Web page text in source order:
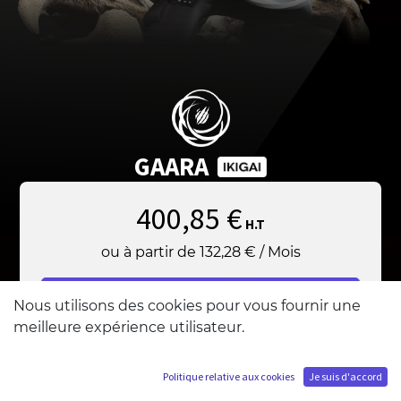
GAARA
400,85 € H.T
ou à partir de 132,28€ / Mois
Ajouter au panier
Nous utilisons des cookies pour vous fournir une
meilleure expérience utilisateur.
Politique relative aux cookies Je suis d'accord